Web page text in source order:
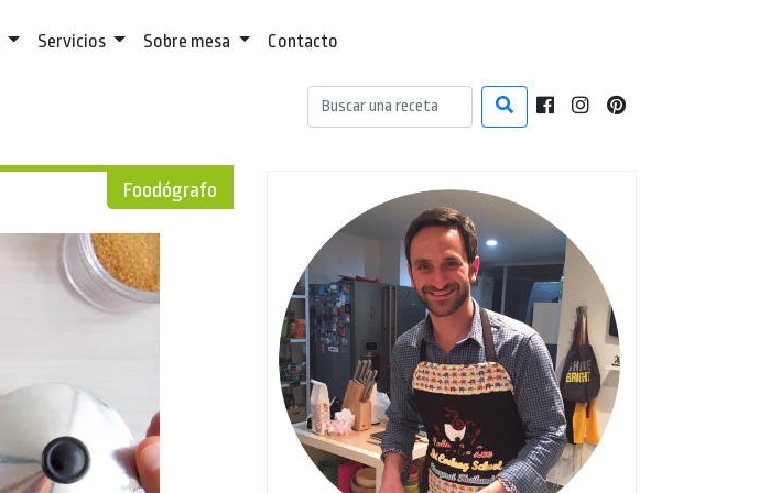
Servicios Sobre mesa Contacto
Foodógrafo